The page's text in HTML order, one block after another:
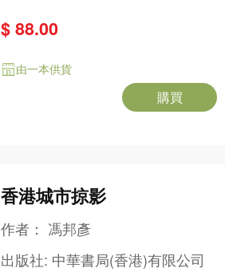
$ 88.00
由一本供貨
購買
香港城市掠影
作者： 馮邦彥
出版社: 中華書局(香港)有限公司